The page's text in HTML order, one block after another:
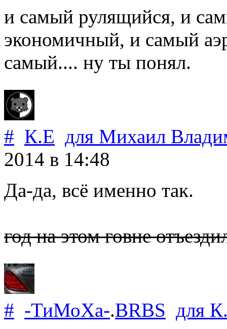
и самый рулящийся, и
экономичный, и самый
самый.... ну ты понял.
# К.Е для Михаил
2014 в 14:48
Да-да, всё именно так.
год на этом говне
# -ТиМоХа-.BRBS для